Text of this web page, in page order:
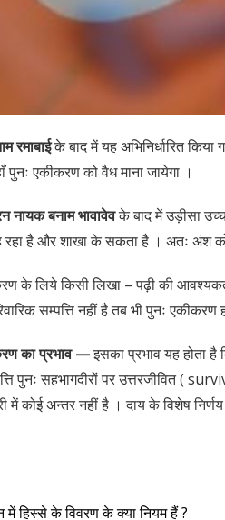
रमाबाईके बाद में यह अभिनिर्धारित
पुनः एकीकरण को वैध माना जायेगा ।
नायक बनाम भावावेवके बाद में उड़ीसा उच्च
है और शाखा के सकता है । अतः अंश
के लिये किसी लिखा – पढ़ी की
सम्पत्ति नहीं है तब भी पुनः
का प्रभाव —इसका प्रभाव यह होता है
पुनः सहभागदीरों पर उत्तरजीवित (
में कोई अन्तर नहीं है । दाय के विशेष
में हिस्से के विवरण के क्या नियम हैं ?